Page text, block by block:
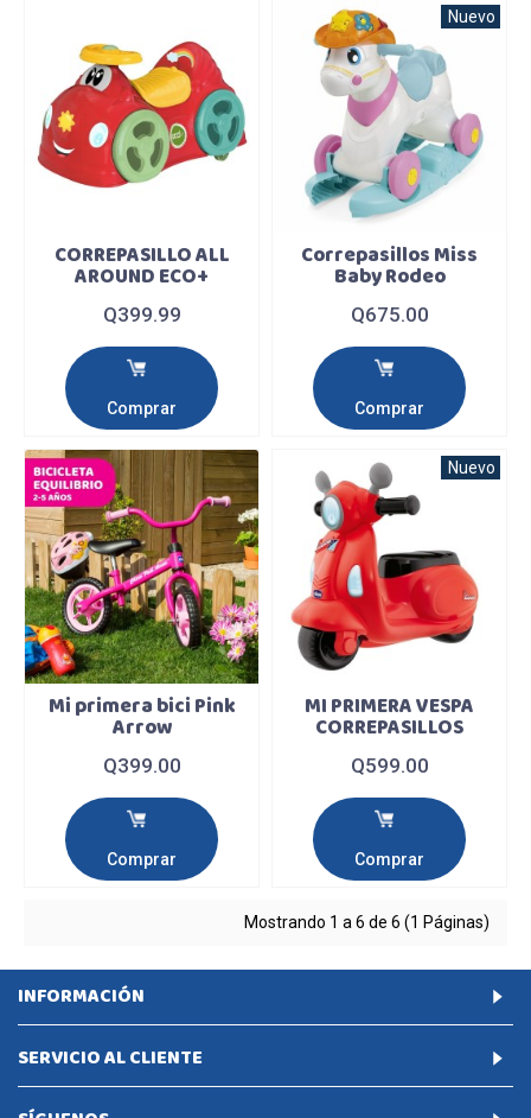
CORREPASILLO ALL
AROUND ECO+
Q399.99
Comprar
Nuevo
Correpasillos Miss
Baby Rodeo
Q675.00
Comprar
Mi primera bici Pink
Arrow
Q399.00
Comprar
Nuevo
MI PRIMERA VESPA
CORREPASILLOS
Q599.00
Comprar
Mostrando 1 a 6 de 6 (1 Páginas)
INFORMACIÓN
SERVICIO AL CLIENTE